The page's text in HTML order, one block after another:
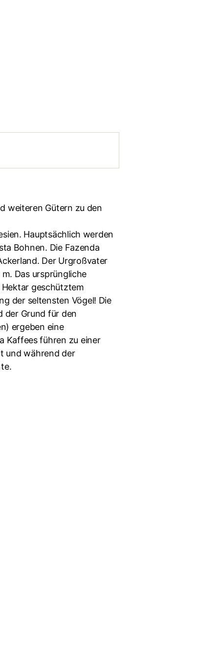
weiteren Gütern zu den
Hauptsächlich werden
Bohnen. Die Fazenda
Der Urgroßvater
Das ursprüngliche
geschütztem
der seltensten Vögel! Die
der Grund für den
ergeben eine
Kaffees führen zu einer
und während der